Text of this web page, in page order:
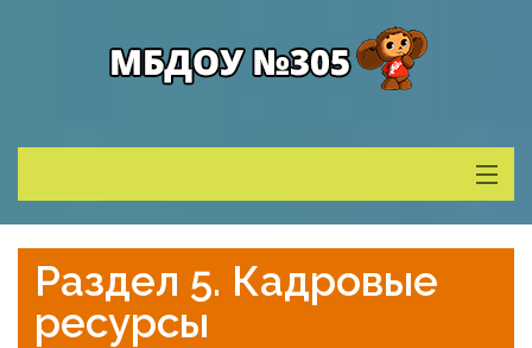
Деятельность
Раздел 5. Кадровые
ресурсы